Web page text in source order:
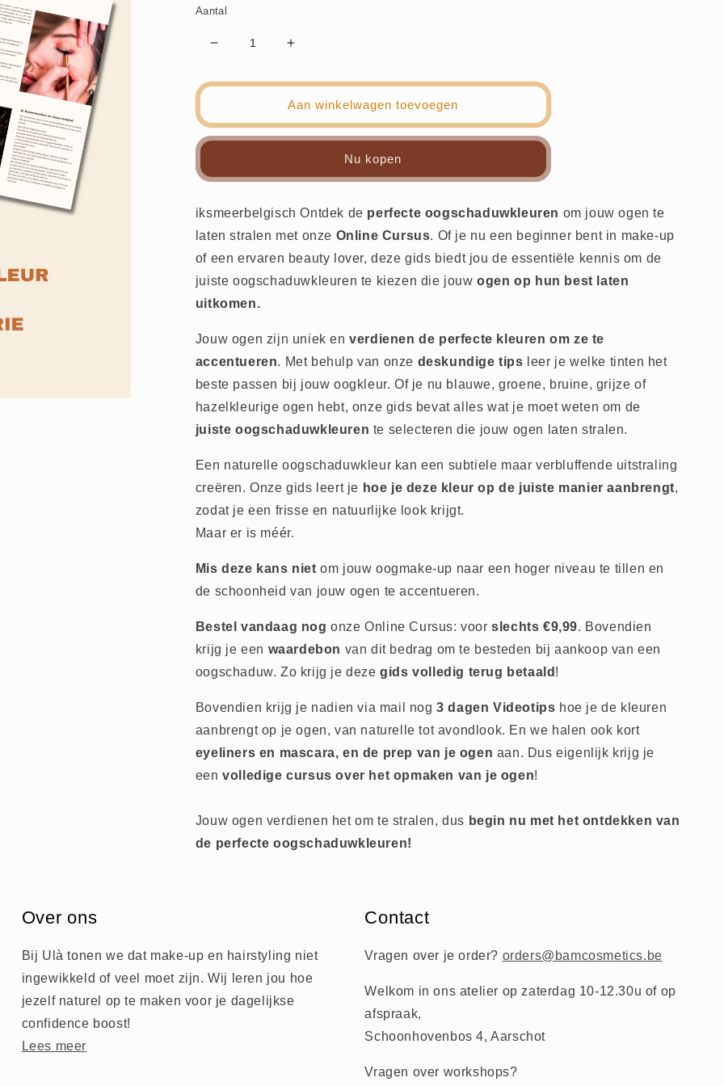
Aantal
Aantal
voor
oogschaduwkleur
ogen
Gids)
Aantal
voor
De
oogschaduwkleur
ogen
Gids)
Aan winkelwagen toevoegen
Nu kopen
iksmeerbelgisch Ontdek de perfecte oogschaduwkleuren om jouw ogen te
laten stralen met onze Online Cursus. Of je nu een beginner bent in make-up
of een ervaren beauty lover, deze gids biedt jou de essentiële kennis om de
juiste oogschaduwkleuren te kiezen die jouwogen op hun best laten
uitkomen.
Jouw ogen zijn uniek enverdienen de perfecte kleuren om ze te
accentueren. Met behulp van onze deskundige tips leer je welke tinten het
beste passen bij jouw oogkleur. Of je nu blauwe, groene, bruine, grijze of
hazelkleurige ogen hebt, onze gids bevat alles wat je moet weten om de
juiste oogschaduwkleuren te selecteren die jouw ogen laten stralen.
Een naturelle oogschaduwkleur kan een subtiele maar verbluffende uitstraling
creëren. Onze gids leert je hoe je deze kleur op de juiste manier aanbrengt,
zodat je een frisse en natuurlijke look krijgt.
Maar er is méér.
Mis deze kans niet om jouw oogmake-up naar een hoger niveau te tillen en
de schoonheid van jouw ogen te accentueren.
Bestel vandaag nog onze Online Cursus: voorslechts €9,99. Bovendien
krijg je een waardebon van dit bedrag om te besteden bij aankoop van een
oogschaduw. Zo krijg je dezegids volledig terug betaald !
Bovendien krijg je nadien via mail nog3 dagen Videotips hoe je de kleuren
aanbrengt op je ogen, van naturelle tot avondlook. En we halen ook kort
eyeliners en mascara, en de prep van je ogen aan. Dus eigenlijk krijg je
eenvolledige cursus over het opmaken van je ogen!
Jouw ogen verdienen het om te stralen, dus begin nu met het ontdekken van
de perfecte oogschaduwkleuren!
Over ons
Bij Ulà tonen we dat make-up en hairstyling niet
ingewikkeld of veel moet zijn. Wij leren jou hoe
jezelf naturel op te maken voor je dagelijkse
confidence boost!
Lees meer
Contact
Vragen over je order? orders@bamcosmetics.be
Welkom in ons atelier op zaterdag 10-12.30u of op
afspraak,
Schoonhovenbos 4, Aarschot
Vragen over workshops?